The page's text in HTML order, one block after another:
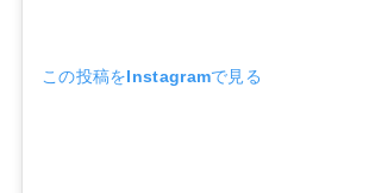
この投稿をInstagramで見る